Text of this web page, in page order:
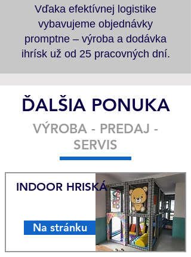
Vďaka efektívnej logistike
vybavujeme objednávky
promptne – výroba a dodávka
ihrísk už od 25 pracovných dní.
ĎALŠIA PONUKA
VÝROBA - PREDAJ -
SERVIS
Na stránku
INDOOR HRISKÁ